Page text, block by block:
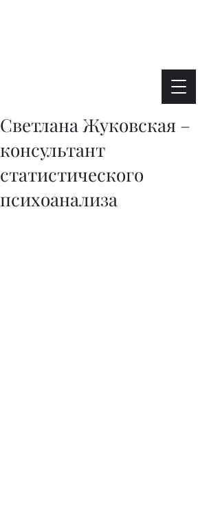
Светлана Жуковская –
консультант
статистического
психоанализа